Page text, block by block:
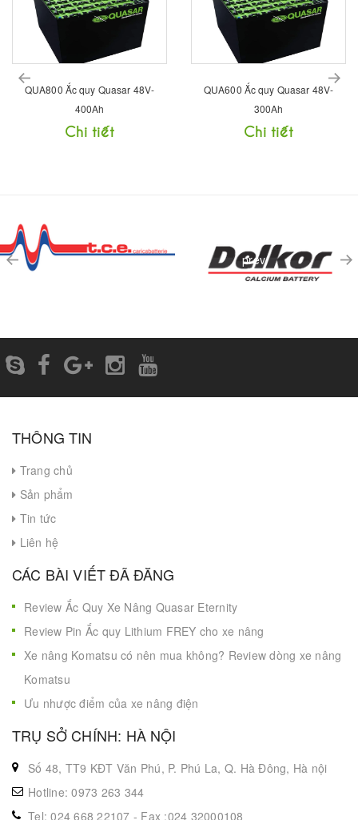
QUA800 Ắc quy Quasar 48V-
400Ah
Chi tiết
QUA600 Ắc quy Quasar 48V-
300Ah
Chi tiết
prev
THÔNG TIN
Trang chủ
Sản phẩm
Tin tức
Liên hệ
CÁC BÀI VIẾT ĐÃ ĐĂNG
Review Ắc Quy Xe Nâng Quasar Eternity
Review Pin Ắc quy Lithium FREY cho xe nâng
Xe nâng Komatsu có nên mua không? Review dòng xe nâng
Komatsu
Ưu nhược điểm của xe nâng điện
TRỤ SỞ CHÍNH: HÀ NỘI
Số 48, TT9 KĐT Văn Phú, P. Phú La, Q. Hà Đông, Hà nội
Hotline: 0973 263 344
Tel: 024 668 22107 - Fax :024 32000108